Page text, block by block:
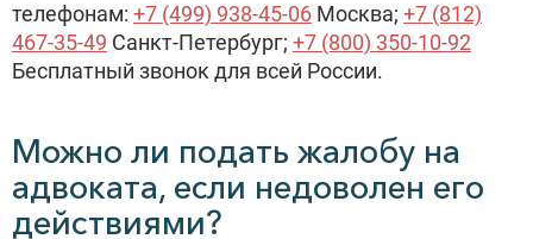
телефонам: +7 (499) 938-45-06 Москва; +7 (812)
467-35-49 Санкт-Петербург; +7 (800) 350-10-92
Бесплатный звонок для всей России.
Можно ли подать жалобу на
адвоката, если недоволен его
действиями?